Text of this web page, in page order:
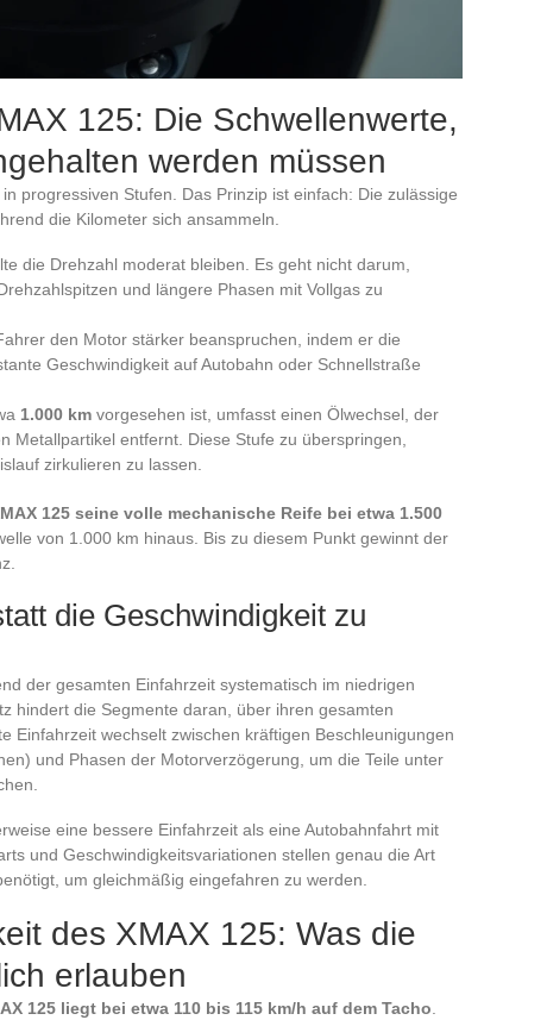
125: Die Schwellenwerte,
werden müssen
progressiven Stufen. Das Prinzip ist einfach: Die zulässige
die Kilometer sich ansammeln.
die Drehzahl moderat bleiben. Es geht nicht darum,
und längere Phasen mit Vollgas zu
den Motor stärker beanspruchen, indem er die
Geschwindigkeit auf Autobahn oder Schnellstraße
1.000 km vorgesehen ist, umfasst einen Ölwechsel, der
Metallpartikel entfernt. Diese Stufe zu überspringen,
zirkulieren zu lassen.
125 seine volle mechanische Reife bei etwa 1.500
von 1.000 km hinaus. Bis zu diesem Punkt gewinnt der
die Geschwindigkeit zu
der gesamten Einfahrzeit systematisch im niedrigen
hindert die Segmente daran, über ihren gesamten
Einfahrzeit wechselt zwischen kräftigen Beschleunigungen
und Phasen der Motorverzögerung, um die Teile unter
eine bessere Einfahrzeit als eine Autobahnfahrt mit
und Geschwindigkeitsvariationen stellen genau die Art
um gleichmäßig eingefahren zu werden.
des XMAX 125: Was die
erlauben
125 liegt bei etwa 110 bis 115 km/h auf dem Tacho.